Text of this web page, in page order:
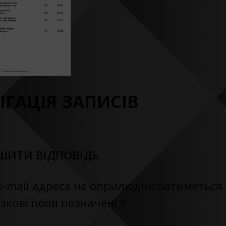
ЗАПИСІВ
ВІДПОВІДЬ
mail адреса не оприлюднюватиметься.
поля позначені